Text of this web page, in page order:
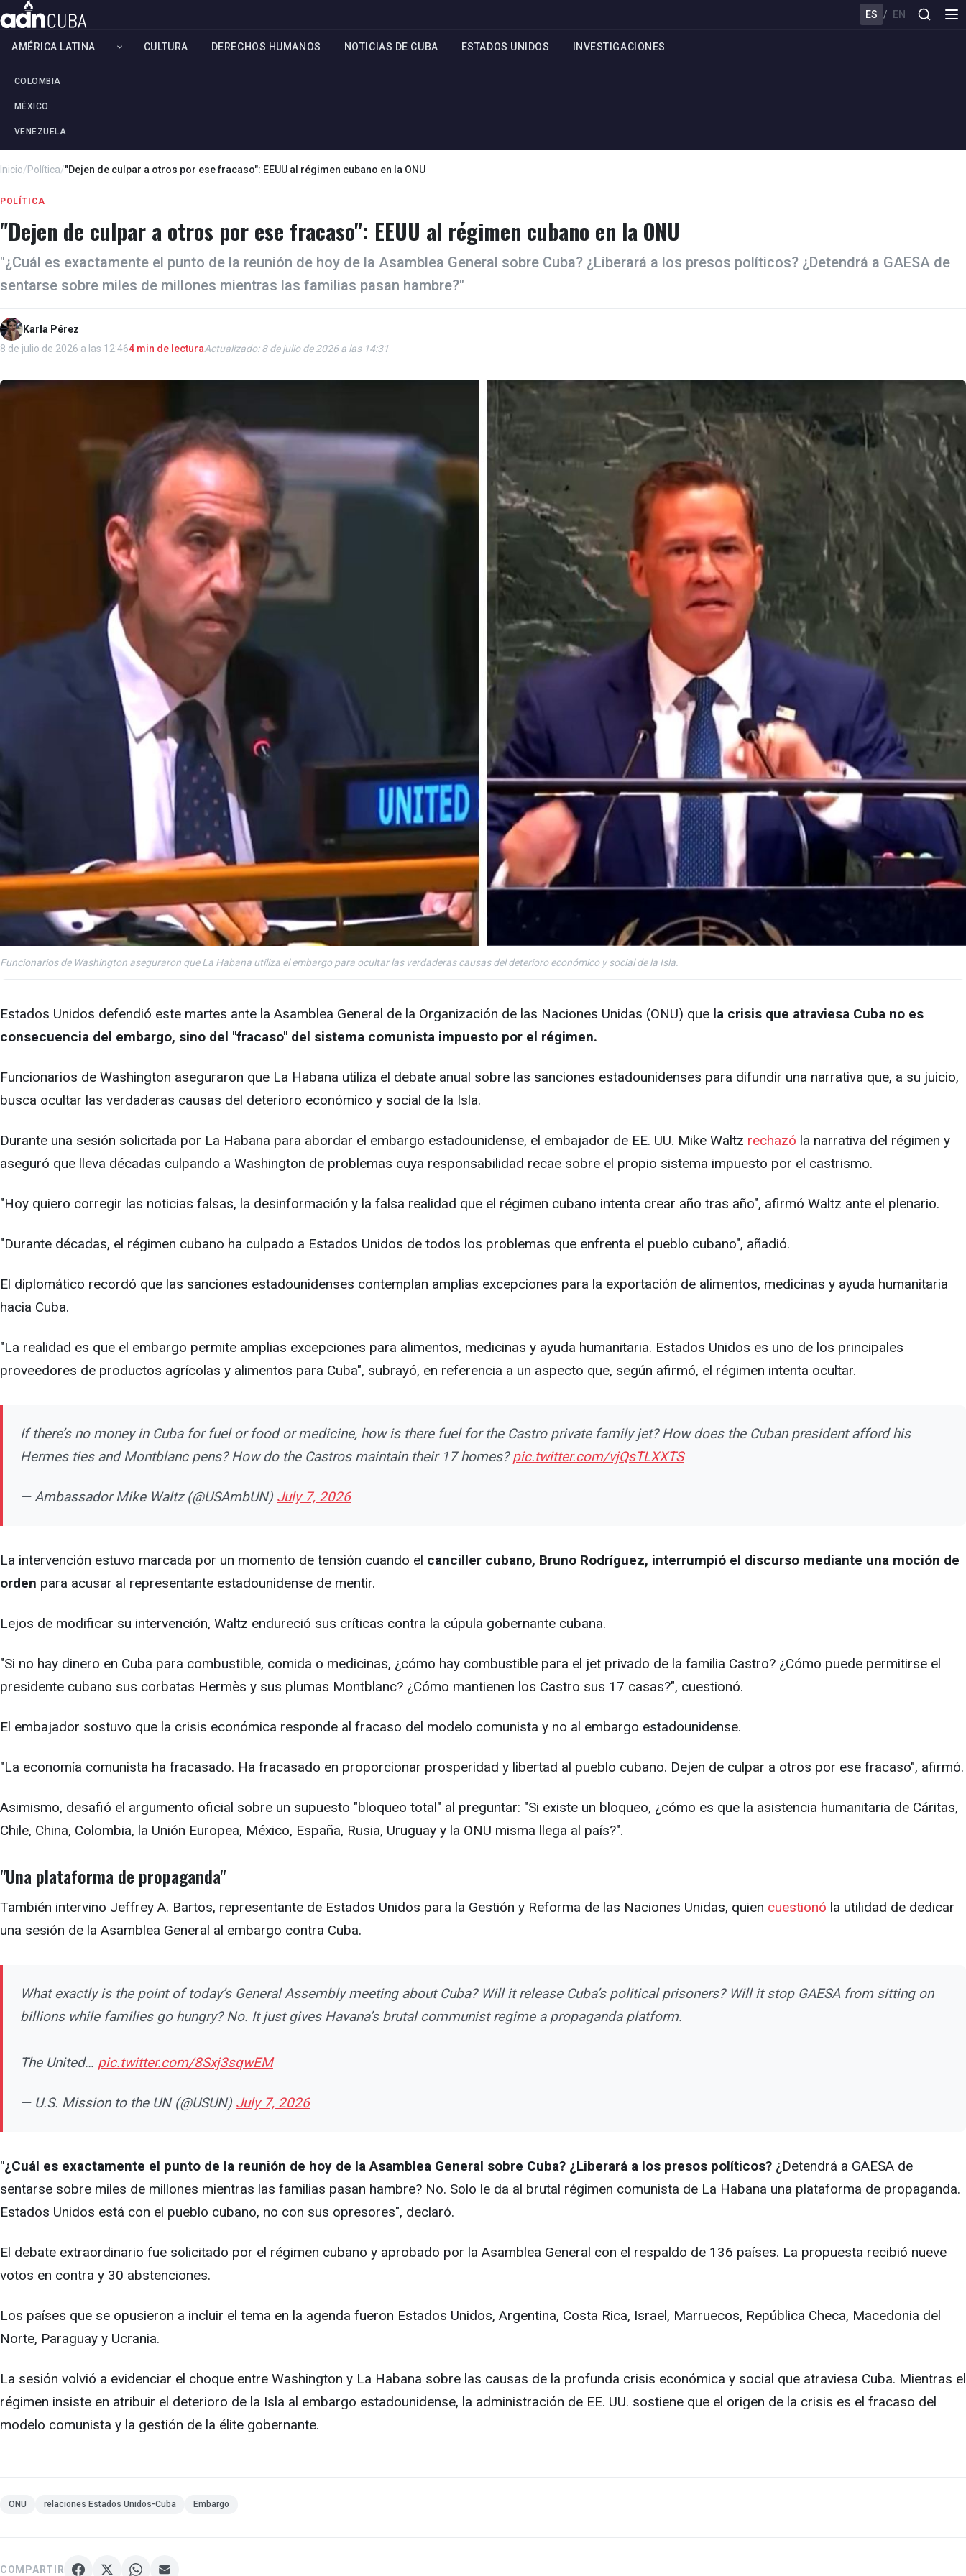
ES / EN
AMÉRICA LATINA
COLOMBIA
MÉXICO
VENEZUELA
CULTURA DERECHOS HUMANOS NOTICIAS DE CUBA ESTADOS UNIDOS INVESTIGACIONES
Inicio/Política/"Dejen de culpar a otros por ese fracaso": EEUU al régimen cubano en la ONU
POLÍTICA
"Dejen de culpar a otros por ese fracaso": EEUU al régimen cubano en la ONU
"¿Cuál es exactamente el punto de la reunión de hoy de la Asamblea General sobre Cuba? ¿Liberará a los presos políticos? ¿Detendrá a GAESA de
sentarse sobre miles de millones mientras las familias pasan hambre?"
Karla Pérez
8 de julio de 2026 a las 12:464 min de lecturaActualizado: 8 de julio de 2026 a las 14:31
Funcionarios de Washington aseguraron que La Habana utiliza el embargo para ocultar las verdaderas causas del deterioro económico y social de la Isla.
Estados Unidos defendió este martes ante la Asamblea General de la Organización de las Naciones Unidas (ONU) que la crisis que atraviesa Cuba no es
consecuencia del embargo, sino del "fracaso" del sistema comunista impuesto por el régimen.
Funcionarios de Washington aseguraron que La Habana utiliza el debate anual sobre las sanciones estadounidenses para difundir una narrativa que, a su juicio,
busca ocultar las verdaderas causas del deterioro económico y social de la Isla.
Durante una sesión solicitada por La Habana para abordar el embargo estadounidense, el embajador de EE. UU. Mike Waltz rechazó la narrativa del régimen y
aseguró que lleva décadas culpando a Washington de problemas cuya responsabilidad recae sobre el propio sistema impuesto por el castrismo.
"Hoy quiero corregir las noticias falsas, la desinformación y la falsa realidad que el régimen cubano intenta crear año tras año", afirmó Waltz ante el plenario.
"Durante décadas, el régimen cubano ha culpado a Estados Unidos de todos los problemas que enfrenta el pueblo cubano", añadió.
El diplomático recordó que las sanciones estadounidenses contemplan amplias excepciones para la exportación de alimentos, medicinas y ayuda humanitaria
hacia Cuba.
"La realidad es que el embargo permite amplias excepciones para alimentos, medicinas y ayuda humanitaria. Estados Unidos es uno de los principales
proveedores de productos agrícolas y alimentos para Cuba", subrayó, en referencia a un aspecto que, según afirmó, el régimen intenta ocultar.
If there’s no money in Cuba for fuel or food or medicine, how is there fuel for the Castro private family jet? How does the Cuban president afford his
Hermes ties and Montblanc pens? How do the Castros maintain their 17 homes?pic.twitter.com/vjQsTLXXTS
— Ambassador Mike Waltz (@USAmbUN) July 7, 2026
La intervención estuvo marcada por un momento de tensión cuando el canciller cubano, Bruno Rodríguez, interrumpió el discurso mediante una moción de
orden para acusar al representante estadounidense de mentir.
Lejos de modificar su intervención, Waltz endureció sus críticas contra la cúpula gobernante cubana.
"Si no hay dinero en Cuba para combustible, comida o medicinas, ¿cómo hay combustible para el jet privado de la familia Castro? ¿Cómo puede permitirse el
presidente cubano sus corbatas Hermès y sus plumas Montblanc? ¿Cómo mantienen los Castro sus 17 casas?", cuestionó.
El embajador sostuvo que la crisis económica responde al fracaso del modelo comunista y no al embargo estadounidense.
"La economía comunista ha fracasado. Ha fracasado en proporcionar prosperidad y libertad al pueblo cubano. Dejen de culpar a otros por ese fracaso", afirmó.
Asimismo, desafió el argumento oficial sobre un supuesto "bloqueo total" al preguntar: "Si existe un bloqueo, ¿cómo es que la asistencia humanitaria de Cáritas,
Chile, China, Colombia, la Unión Europea, México, España, Rusia, Uruguay y la ONU misma llega al país?".
"Una plataforma de propaganda"
También intervino Jeffrey A. Bartos, representante de Estados Unidos para la Gestión y Reforma de las Naciones Unidas, quien cuestionó la utilidad de dedicar
una sesión de la Asamblea General al embargo contra Cuba.
What exactly is the point of today’s General Assembly meeting about Cuba? Will it release Cuba’s political prisoners? Will it stop GAESA from sitting on
billions while families go hungry? No. It just gives Havana’s brutal communist regime a propaganda platform.
The United… pic.twitter.com/8Sxj3sqwEM
— U.S. Mission to the UN (@USUN) July 7, 2026
"¿Cuál es exactamente el punto de la reunión de hoy de la Asamblea General sobre Cuba? ¿Liberará a los presos políticos? ¿Detendrá a GAESA de
sentarse sobre miles de millones mientras las familias pasan hambre? No. Solo le da al brutal régimen comunista de La Habana una plataforma de propaganda.
Estados Unidos está con el pueblo cubano, no con sus opresores", declaró.
El debate extraordinario fue solicitado por el régimen cubano y aprobado por la Asamblea General con el respaldo de 136 países. La propuesta recibió nueve
votos en contra y 30 abstenciones.
Los países que se opusieron a incluir el tema en la agenda fueron Estados Unidos, Argentina, Costa Rica, Israel, Marruecos, República Checa, Macedonia del
Norte, Paraguay y Ucrania.
La sesión volvió a evidenciar el choque entre Washington y La Habana sobre las causas de la profunda crisis económica y social que atraviesa Cuba. Mientras el
régimen insiste en atribuir el deterioro de la Isla al embargo estadounidense, la administración de EE. UU. sostiene que el origen de la crisis es el fracaso del
modelo comunista y la gestión de la élite gobernante.
ONU relaciones Estados Unidos-Cuba Embargo
COMPARTIR